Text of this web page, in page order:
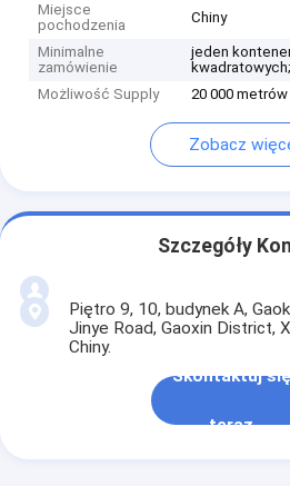
Miejsce
pochodzenia
Chiny
Minimalne
zamówienie
jeden
kwadratowych;
Możliwość Supply
20 000
Zobacz
Szczegóły
Piętro 9, 10, budynek A,
Jinye Road, Gaoxin District,
Chiny.
Skontaktuj się
teraz